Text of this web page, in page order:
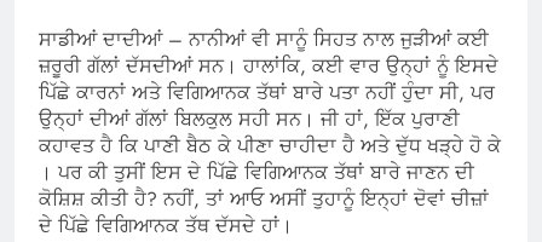
ਸਾਡੀਆਂ ਦਾਦੀਆਂ – ਨਾਨੀਆਂ ਵੀ ਸਾਨੂੰ ਸਿਹਤ ਨਾਲ ਜੁੜੀਆਂ ਕਈ
ਜ਼ਰੂਰੀ ਗੱਲਾਂ ਦੱਸਦੀਆਂ ਸਨ। ਹਾਲਾਂਕਿ, ਕਈ ਵਾਰ ਉਨ੍ਹਾਂ ਨੂੰ ਇਸਦੇ
ਪਿੱਛੇ ਕਾਰਨਾਂ ਅਤੇ ਵਿਗਿਆਨਕ ਤੱਥਾਂ ਬਾਰੇ ਪਤਾ ਨਹੀਂ ਹੁੰਦਾ ਸੀ, ਪਰ
ਉਨ੍ਹਾਂ ਦੀਆਂ ਗੱਲਾਂ ਬਿਲਕੁਲ ਸਹੀ ਸਨ। ਜੀ ਹਾਂ, ਇੱਕ ਪੁਰਾਣੀ
ਕਹਾਵਤ ਹੈ ਕਿ ਪਾਣੀ ਬੈਠ ਕੇ ਪੀਣਾ ਚਾਹੀਦਾ ਹੈ ਅਤੇ ਦੁੱਧ ਖੜ੍ਹੇ ਹੋ ਕੇ
। ਪਰ ਕੀ ਤੁਸੀਂ ਇਸ ਦੇ ਪਿੱਛੇ ਵਿਗਿਆਨਕ ਤੱਥਾਂ ਬਾਰੇ ਜਾਣਨ ਦੀ
ਕੋਸ਼ਿਸ਼ ਕੀਤੀ ਹੈ? ਨਹੀਂ, ਤਾਂ ਆਓ ਅਸੀਂ ਤੁਹਾਨੂੰ ਇਨ੍ਹਾਂ ਦੋਵਾਂ ਚੀਜ਼ਾਂ
ਦੇ ਪਿੱਛੇ ਵਿਗਿਆਨਕ ਤੱਥ ਦੱਸਦੇ ਹਾਂ।